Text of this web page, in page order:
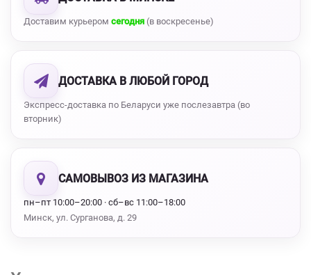
Доставим курьером сегодня (в воскресенье)
ДОСТАВКА В ЛЮБОЙ ГОРОД
Экспресс-доставка по Беларуси уже послезавтра (во
вторник)
САМОВЫВОЗ ИЗ МАГАЗИНА
пн–пт 10:00–20:00 · сб–вс 11:00–18:00
Минск, ул. Сурганова, д. 29